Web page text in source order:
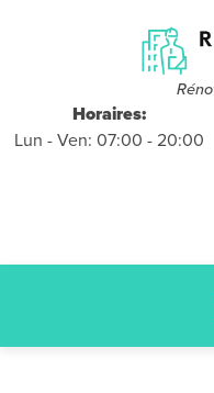
Horaires:
Lun - Ven: 07:00 - 20:00
gratuits